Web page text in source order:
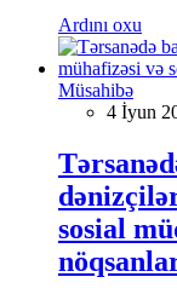
Ardını oxu
Müsahibə
4 İyun
sosial